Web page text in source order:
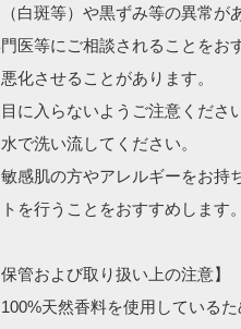
白斑等）や黒ずみ等の異常が
医等にご相談されることをお
化させることがあります。
目に入らないようご注意くだ
で洗い流してください。
敏感肌の方やアレルギーをお
を行うことをおすすめします。
保管および取り扱い上の注意】
100%天然香料を使用している